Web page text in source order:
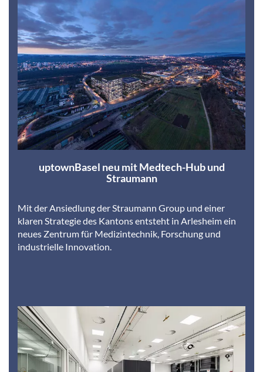
uptownBasel neu mit Medtech-Hub und
Straumann
Mit der Ansiedlung der Straumann Group und einer
klaren Strategie des Kantons entsteht in Arlesheim ein
neues Zentrum für Medizintechnik, Forschung und
industrielle Innovation.